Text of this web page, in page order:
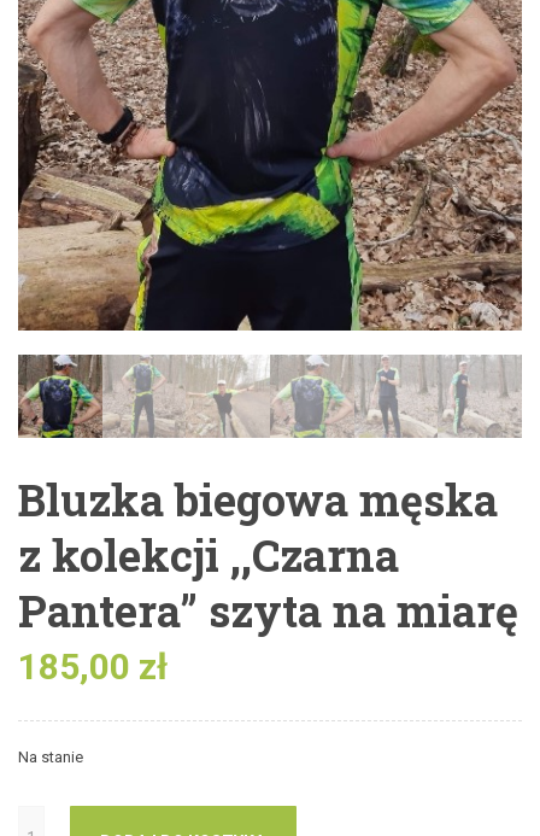
Bluzka biegowa męska
z kolekcji ,,Czarna
Pantera” szyta na miarę
185,00 zł
Na stanie